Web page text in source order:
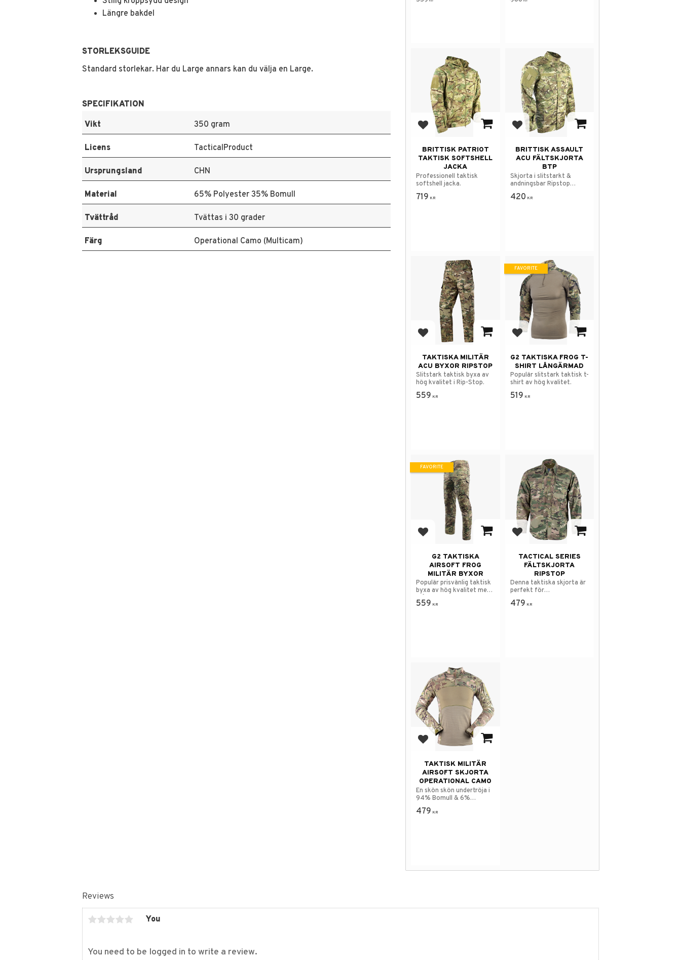
Längre bakdel
STORLEKSGUIDE
Standard storlekar. Har du Large annars kan du välja en Large.
SPECIFIKATION
Vikt
350 gram
Licens TacticalProduct
Ursprungsland CHN
Material 65% Polyester 35% Bomull
Tvättråd Tvättas i 30 grader
Färg Operational Camo (Multicam)
Reviews
You
Add to favorites
BRITTISK PATRIOT
TAKTISK SOFTSHELL
JACKA
Professionell taktisk
softshell jacka.
719 KR
Add to favorites
BRITTISK ASSAULT
ACU FÄLTSKJORTA
BTP
Skjorta i slitstarkt &
andningsbar Ripstop
bomull-material.
420 KR
Add to favorites
TAKTISKA MILITÄR
ACU BYXOR RIPSTOP
Slitstark taktisk byxa av
hög kvalitet i Rip-Stop.
559 KR
Add to favorites
G2 TAKTISKA FROG T-
SHIRT LÅNGÄRMAD
Populär slitstark taktisk t-
shirt av hög kvalitet.
519 KR
FAVORITE
Add to favorites
G2 TAKTISKA
AIRSOFT FROG
MILITÄR BYXOR
Populär prisvänlig taktisk
byxa av hög kvalitet med
många funktioner.
559 KR
FAVORITE
Add to favorites
TACTICAL SERIES
FÄLTSKJORTA
RIPSTOP
Denna taktiska skjorta är
perfekt för
utomhusäventyr.
479 KR
Add to favorites
TAKTISK MILITÄR
AIRSOFT SKJORTA
OPERATIONAL CAMO
En skön skön undertröja i
94% Bomull & 6%
Spandex.
479 KR